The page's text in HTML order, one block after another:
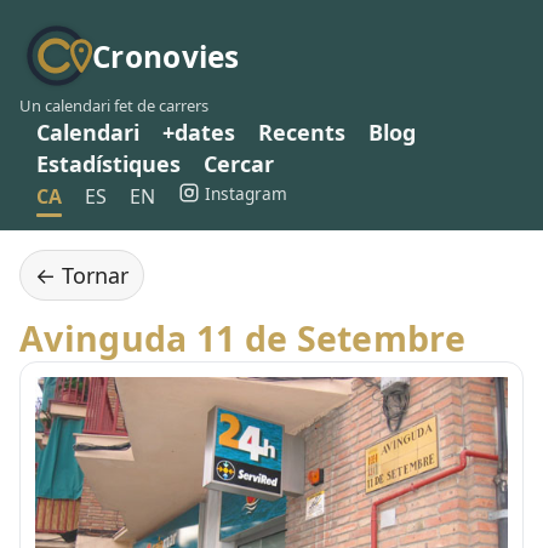
Cronovies
Un calendari fet de carrers
Calendari +dates Recents
Blog
Estadístiques
Cercar
CA ES EN Instagram
← Tornar
Avinguda 11 de Setembre